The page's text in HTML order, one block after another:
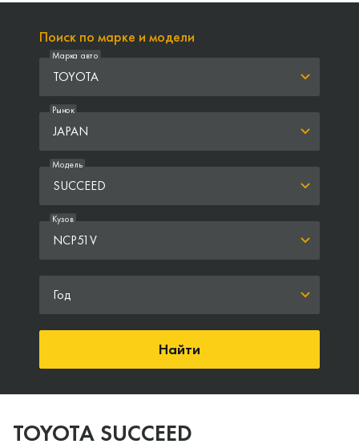
Поиск по марке и модели
TOYOTA
Марка авто
JAPAN
Рынок
SUCCEED
Модель
NCP51V
Кузов
Год
Найти
TOYOTA SUCCEED